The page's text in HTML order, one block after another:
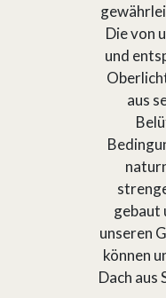
Die von
und
aus
gebaut
unseren
können
Dach aus